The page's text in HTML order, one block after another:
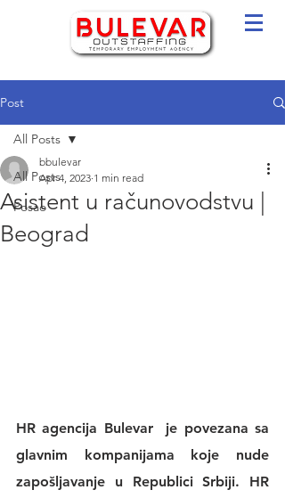
Post
All Posts
Posao
All Posts
Asistent u računovodstvu |
Beograd
bbulevar
Apr 4, 2023 1 min read
HR agencija Bulevar
  je povezana sa
glavnim kompanijama koje nude
zapošljavanje u Republici Srbiji. HR